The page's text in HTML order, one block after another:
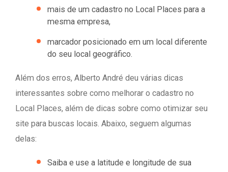
mais de um cadastro no Local Places para a
mesma empresa,
marcador posicionado em um local diferente
do seu local geográfico.
Além dos erros, Alberto André deu várias dicas
interessantes sobre como melhorar o cadastro no
Local Places, além de dicas sobre como otimizar seu
site para buscas locais. Abaixo, seguem algumas
delas:
Saiba e use a latitude e longitude de sua